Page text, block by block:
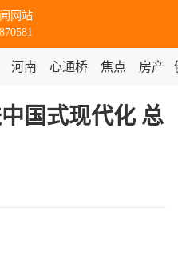
网站
河南 心通桥 焦点 房产
国式现代化 总